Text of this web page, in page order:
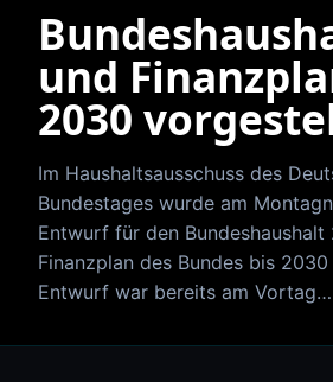
und
2030
Im Haushaltsausschuss des
Bundestages wurde am
Entwurf für den
Finanzplan des Bundes bis
Entwurf war bereits am Vortag…